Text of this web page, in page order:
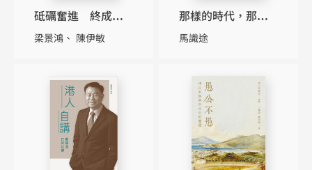
砥礪奮進 終成大
道——企業家陶哲甫
梁景鴻 陳伊敏
那樣的時代，那樣
的人（增補本）
馬識途